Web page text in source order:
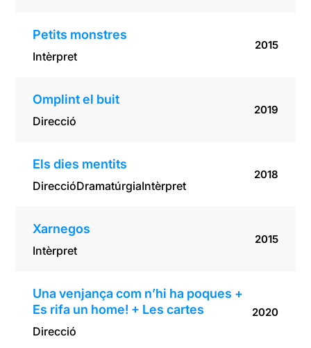
Petits monstres
Intèrpret
2015
Omplint el buit
Direcció
2019
Els dies mentits
DireccióDramatúrgiaIntèrpret
2018
Xarnegos
Intèrpret
2015
Una venjança com n’hi ha poques +
Es rifa un home! + Les cartes
Direcció
2020